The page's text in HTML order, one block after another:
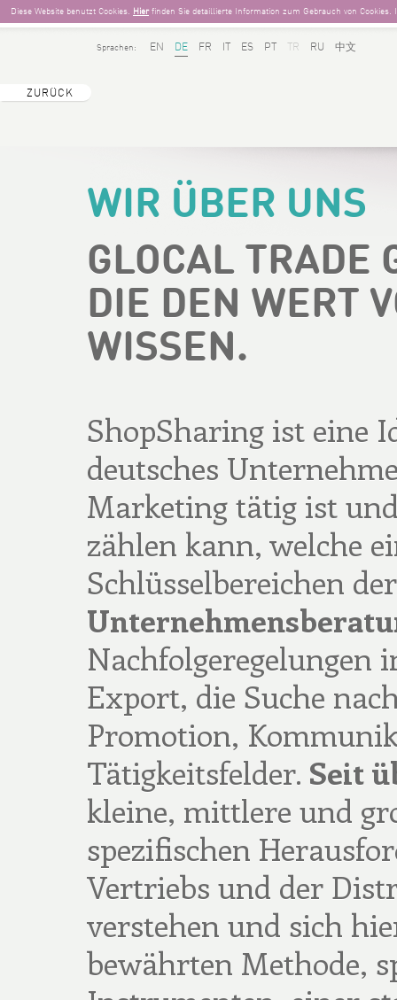
Diese Website benutzt Cookies. Hierfinden Sie detaillierte Information zum Gebrauch von Cookies.
Sprachen: EN DE FR ES PT TR RU 中文
ZURÜCK
WIR ÜBER UNS
GLOCAL TRADE
DIE DEN WERT
WISSEN.
ShopSharing ist eine
deutsches
Marketing tätig ist
zählen kann, welche
Schlüsselbereichen
Export, die Suche
Promotion,
Tätigkeitsfelder. Seit
kleine, mittlere und
spezifischen
Vertriebs und der
verstehen und sich
bewährten Methode,